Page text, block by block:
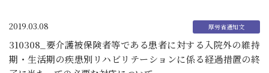
2019.03.08
310308_要介護被保険者等である患者に対する入院外の維持
期・生活期の疾患別リハビリテーションに係る経過措置の終